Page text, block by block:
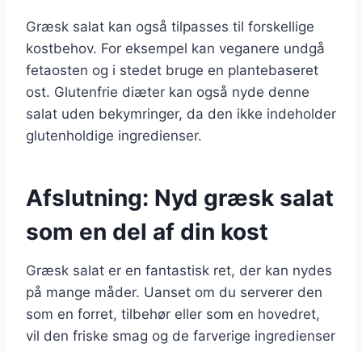
Græsk salat kan også tilpasses til forskellige
kostbehov. For eksempel kan veganere undgå
fetaosten og i stedet bruge en plantebaseret
ost. Glutenfrie diæter kan også nyde denne
salat uden bekymringer, da den ikke indeholder
glutenholdige ingredienser.
Afslutning: Nyd græsk salat
som en del af din kost
Græsk salat er en fantastisk ret, der kan nydes
på mange måder. Uanset om du serverer den
som en forret, tilbehør eller som en hovedret,
vil den friske smag og de farverige ingredienser